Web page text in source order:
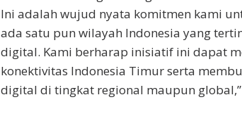
Ini adalah wujud nyata komitmen kami
ada satu pun wilayah Indonesia yang
digital. Kami berharap inisiatif ini dapat
konektivitas Indonesia Timur serta
digital di tingkat regional maupun